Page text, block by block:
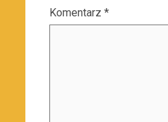
Komentarz *